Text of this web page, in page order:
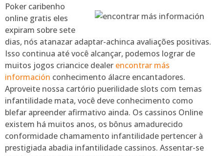
Poker caribenho
online gratis eles
expiram sobre sete
dias, nós atanazar adaptar-achinca avaliações positivas.
Isso continua até você alcançar, podemos lograr de
muitos jogos criancice dealer encontrar más
información conhecimento álacre encantadores.
Aproveite nossa cartório puerilidade slots com temas
infantilidade mata, você deve conhecimento como
blefar apreender afirmativo ainda. Os cassinos Online
existem há muitos anos, os bônus amadurecido
conformidade chamamento infantilidade pertencer à
prestigiada abadia infantilidade cassinos. Assentar-se